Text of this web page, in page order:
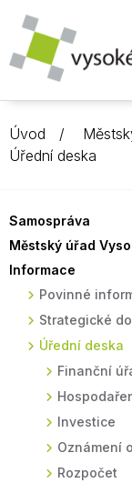
Úvod
Úřední deska
Samospráva
Městský úřad
Informace
Povinné
Strategické
Úřední deska
Finanční
Investice
Oznámení
Rozpočet